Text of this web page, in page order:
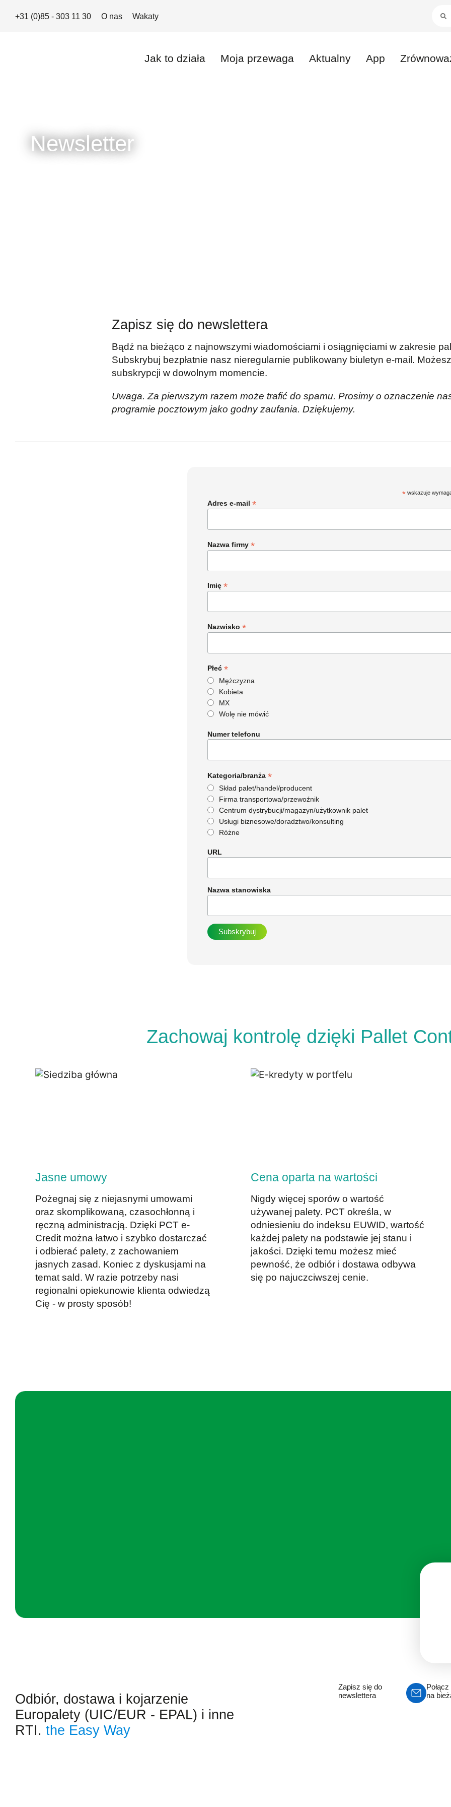
+31 (0)85 - 303 11 30 O nas Wakaty
Jak to działa Moja przewaga Aktualny App
Newsletter
Zapisz się do newslettera
Bądź na bieżąco z najnowszymi wiadomościami i osiągnięciami w zakresie
Subskrybuj bezpłatnie nasz nieregularnie publikowany biuletyn e-mail.
subskrypcji w dowolnym momencie.
Uwaga. Za pierwszym razem może trafić do spamu. Prosimy o oznaczenie
programie pocztowym jako godny zaufania. Dziękujemy.
* wskazuje
Adres e-mail *
Nazwa firmy *
Imię *
Nazwisko *
Płeć *
Mężczyzna
Kobieta
MX
Wolę nie mówić
Numer telefonu
Kategoria/branża *
Skład palet/handel/producent
Firma transportowa/przewoźnik
Centrum dystrybucji/magazyn/użytkownik palet
Usługi biznesowe/doradztwo/konsulting
Różne
URL
Nazwa stanowiska
Zachowaj kontrolę dzięki Pallet
Jasne umowy
Pożegnaj się z niejasnymi umowami
oraz skomplikowaną, czasochłonną i
ręczną administracją. Dzięki PCT e-
Credit można łatwo i szybko dostarczać
i odbierać palety, z zachowaniem
jasnych zasad. Koniec z dyskusjami na
temat sald. W razie potrzeby nasi
regionalni opiekunowie klienta odwiedzą
Cię - w prosty sposób!
Cena oparta na wartości
Nigdy więcej sporów o wartość
używanej palety. PCT określa, w
odniesieniu do indeksu EUWID, wartość
każdej palety na podstawie jej stanu i
jakości. Dzięki temu możesz mieć
pewność, że odbiór i dostawa odbywa
się po najuczciwszej cenie.
Odbiór, dostawa i kojarzenie
Europalety (UIC/EUR - EPAL) i inne
RTI. the Easy Way
Zapisz się do
newslettera
na